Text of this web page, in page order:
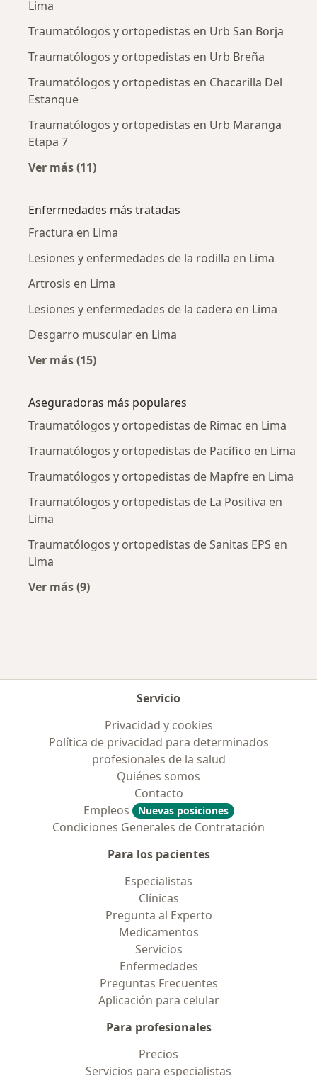
Lima
Traumatólogos y ortopedistas en Urb San Borja
Traumatólogos y ortopedistas en Urb Breña
Traumatólogos y ortopedistas en Chacarilla Del
Estanque
Traumatólogos y ortopedistas en Urb Maranga
Etapa 7
Ver más (11)
Enfermedades más tratadas
Fractura en Lima
Lesiones y enfermedades de la rodilla en Lima
Artrosis en Lima
Lesiones y enfermedades de la cadera en Lima
Desgarro muscular en Lima
Ver más (15)
Aseguradoras más populares
Traumatólogos y ortopedistas de Rimac en Lima
Traumatólogos y ortopedistas de Pacífico en Lima
Traumatólogos y ortopedistas de Mapfre en Lima
Traumatólogos y ortopedistas de La Positiva en
Lima
Traumatólogos y ortopedistas de Sanitas EPS en
Lima
Ver más (9)
Servicio
Privacidad y cookies
Política de privacidad para determinados
profesionales de la salud
Quiénes somos
Contacto
Empleos
Nuevas posiciones
Condiciones Generales de Contratación
Para los pacientes
Especialistas
Clínicas
Pregunta al Experto
Medicamentos
Servicios
Enfermedades
Preguntas Frecuentes
Aplicación para celular
Para profesionales
Precios
Servicios para especialistas